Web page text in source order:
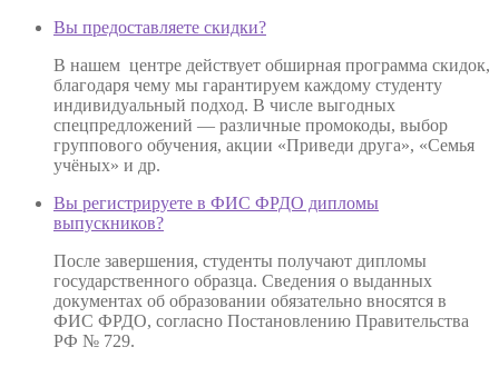
Вы предоставляете скидки?
В нашем центре действует обширная программа скидок,
благодаря чему мы гарантируем каждому студенту
индивидуальный подход. В числе выгодных
спецпредложений — различные промокоды, выбор
группового обучения, акции «Приведи друга», «Семья
учёных» и др.
Вы регистрируете в ФИС ФРДО дипломы
выпускников?
После завершения, студенты получают дипломы
государственного образца. Сведения о выданных
документах об образовании обязательно вносятся в
ФИС ФРДО, согласно Постановлению Правительства
РФ № 729.